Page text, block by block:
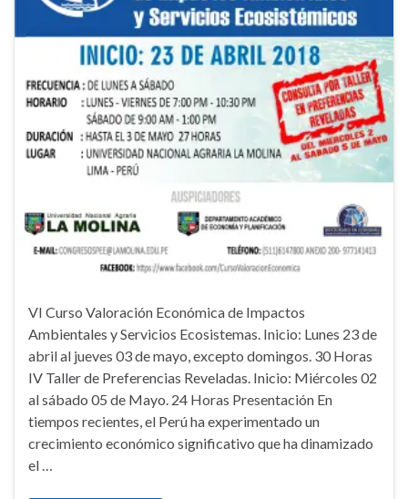
VI Curso Valoración Económica de Impactos
Ambientales y Servicios Ecosistemas. Inicio: Lunes 23 de
abril al jueves 03 de mayo, excepto domingos. 30 Horas
IV Taller de Preferencias Reveladas. Inicio: Miércoles 02
al sábado 05 de Mayo. 24 Horas Presentación En
tiempos recientes, el Perú ha experimentado un
crecimiento económico significativo que ha dinamizado
el …